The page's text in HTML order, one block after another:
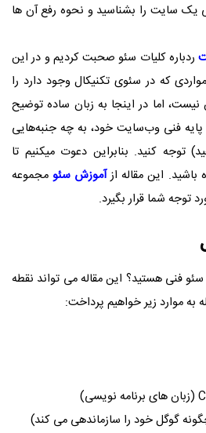
یک سایت را بشناسید و نحوه رفع آن ها
ردباره کلیات سئو صحبت کردیم و در این
که در سئوی تکنیکال وجود دارد را
اما در اینجا به زبان ساده توضیح
پایه فنی وب‌سایت خود، به چه جنبه‌هایی
توجه کنید. بنابراین دعوت میکنیم تا
باشید. این مقاله ازآموزش سئومجموعه
توجه شما قرار بگیرد.
فنی هستید؟ این مقاله می تواند نقطه
به موارد زیر خواهیم پرداخت:
گوگل خود را سازماندهی می کند)